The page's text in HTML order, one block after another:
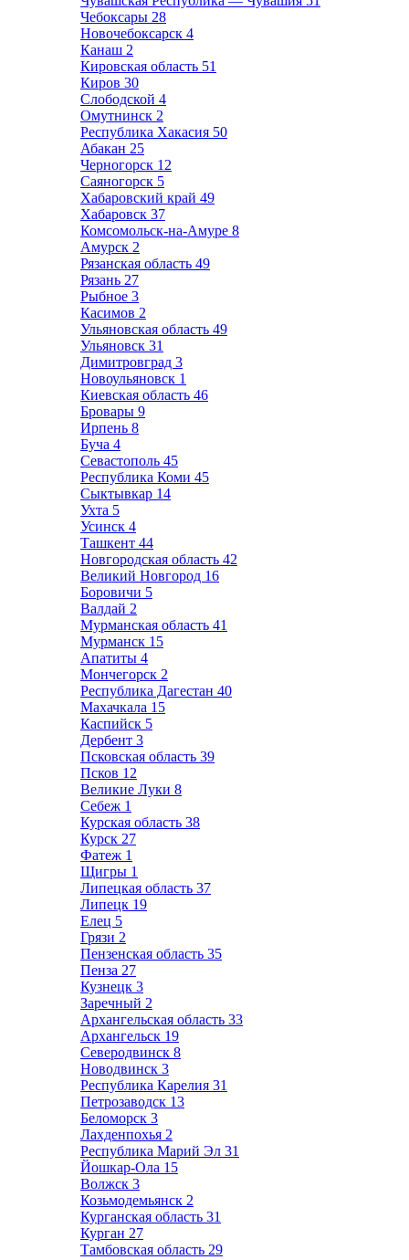
Чебоксары 28
Новочебоксарск 4
Канаш 2
Кировская область 51
Киров 30
Слободской 4
Омутнинск 2
Республика Хакасия 50
Абакан 25
Черногорск 12
Саяногорск 5
Хабаровский край 49
Хабаровск 37
Комсомольск-на-Амуре 8
Амурск 2
Рязанская область 49
Рязань 27
Рыбное 3
Касимов 2
Ульяновская область 49
Ульяновск 31
Димитровград 3
Новоульяновск 1
Киевская область 46
Бровары 9
Ирпень 8
Буча 4
Севастополь 45
Республика Коми 45
Сыктывкар 14
Ухта 5
Усинск 4
Ташкент 44
Новгородская область 42
Великий Новгород 16
Боровичи 5
Валдай 2
Мурманская область 41
Мурманск 15
Апатиты 4
Мончегорск 2
Республика Дагестан 40
Махачкала 15
Каспийск 5
Дербент 3
Псковская область 39
Псков 12
Великие Луки 8
Себеж 1
Курская область 38
Курск 27
Фатеж 1
Щигры 1
Липецкая область 37
Липецк 19
Елец 5
Грязи 2
Пензенская область 35
Пенза 27
Кузнецк 3
Заречный 2
Архангельская область 33
Архангельск 19
Северодвинск 8
Новодвинск 3
Республика Карелия 31
Петрозаводск 13
Беломорск 3
Лахденпохья 2
Республика Марий Эл 31
Йошкар-Ола 15
Волжск 3
Козьмодемьянск 2
Курганская область 31
Курган 27
Тамбовская область 29